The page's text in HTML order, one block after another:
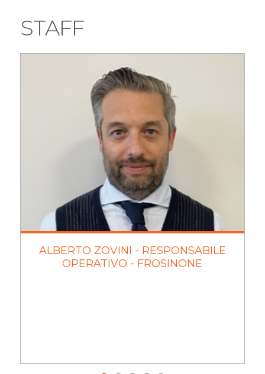
STAFF
ALBERTO ZOVINI - RESPONSABILE
OPERATIVO - FROSINONE